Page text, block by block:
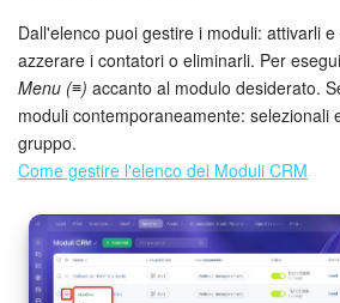
Dall'elenco puoi gestire i moduli: attivarli
azzerare i contatori o eliminarli. Per
Menu (≡) accanto al modulo desiderato.
moduli contemporaneamente: selezionali
gruppo.
Come gestire l'elenco dei Moduli CRM